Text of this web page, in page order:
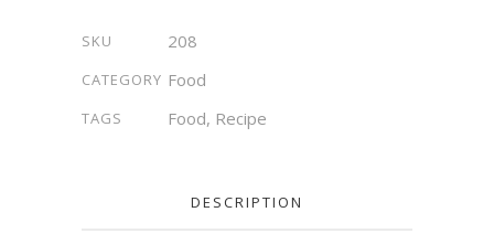
SKU 208
CATEGORY Food
TAGS Food, Recipe
DESCRIPTION